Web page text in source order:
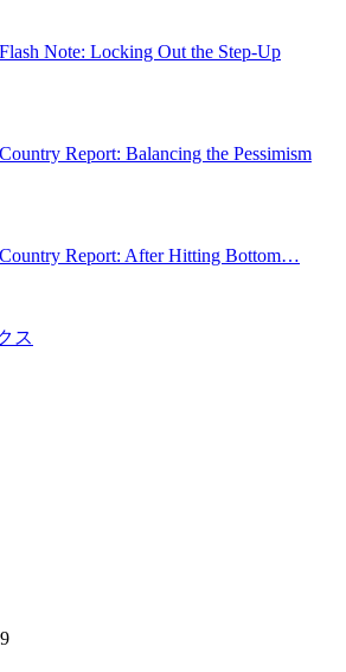
Note: Locking Out the Step-Up
Report: Balancing the Pessimism
Report: After Hitting Bottom…
ス